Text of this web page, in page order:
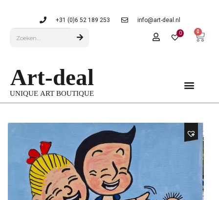
+31 (0)6 52 189 253 info@art-deal.nl
0 0